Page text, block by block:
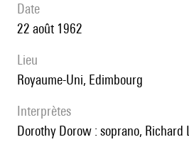
date
22 août 1962
lieu
Royaume-Uni, Edimbourg
interprètes
Dorothy Dorow : soprano, Richard Lewis : ténor, John